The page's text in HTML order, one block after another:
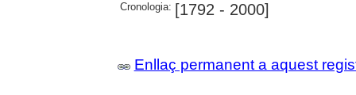
Cronologia: [1792 - 2000]
Enllaç permanent a aquest